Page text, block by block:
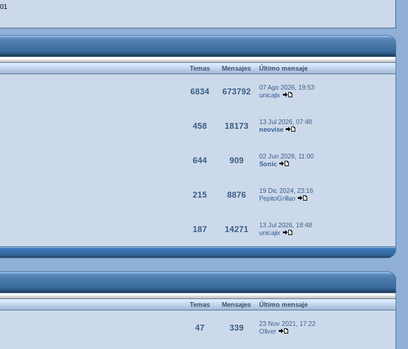
TemasMensajesÚltimo mensaje
6834 673792
07 Ago 2026, 19:53
unicajix
458 18173
13 Jul 2026, 07:48
neovise
644 909
02 Jun 2026, 11:00
Sonic
215 8876
19 Dic 2024, 23:16
PepitoGrillao
187 14271
13 Jul 2026, 18:48
unicajix
TemasMensajesÚltimo mensaje
47 339
23 Nov 2021, 17:22
Oliver